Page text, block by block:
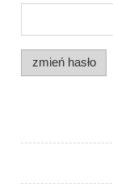
zmień hasło